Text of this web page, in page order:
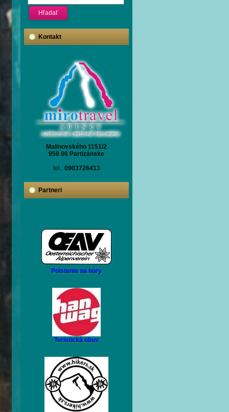
Kontakt
Malinovského 1151/2
958 06 Partizánske
tel.: 0903726413
Partneri
Poistenie na hory
Turistická obuv